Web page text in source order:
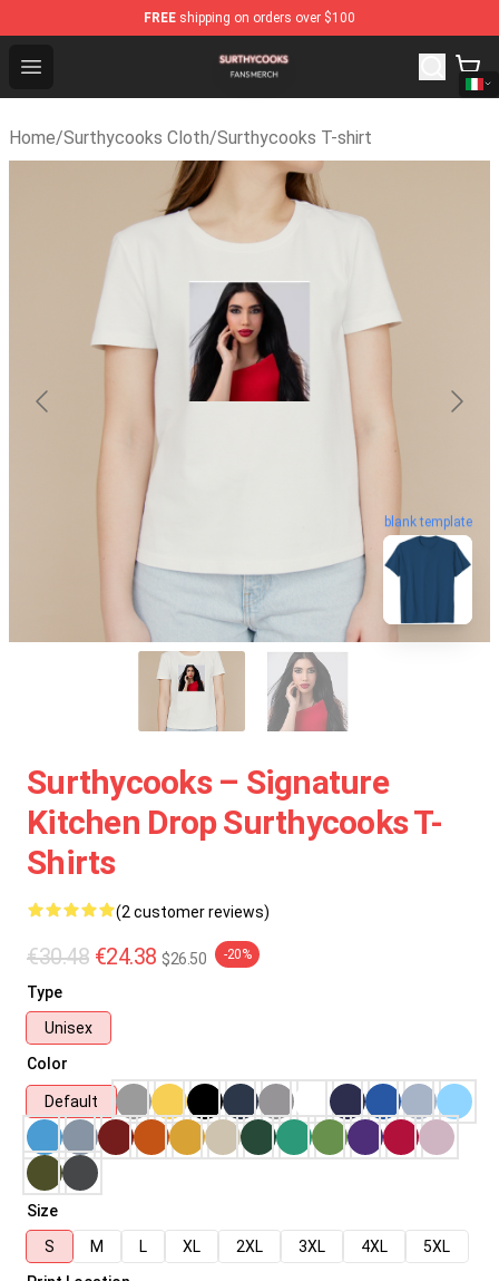
FREE shipping on orders over $100
Open menu
Surthycooks Shop - Official Surthycooks Merchandise
Home/Surthycooks Cloth/Surthycooks T-shirt
blank template
Surthycooks – Signature
Kitchen Drop Surthycooks T-
Shirts
(2 customer reviews)
€30.48 €24.38 $26.50 -20%
Type
Unisex
Color
Default
Size
S
M L XL 2XL 3XL 4XL
5XL